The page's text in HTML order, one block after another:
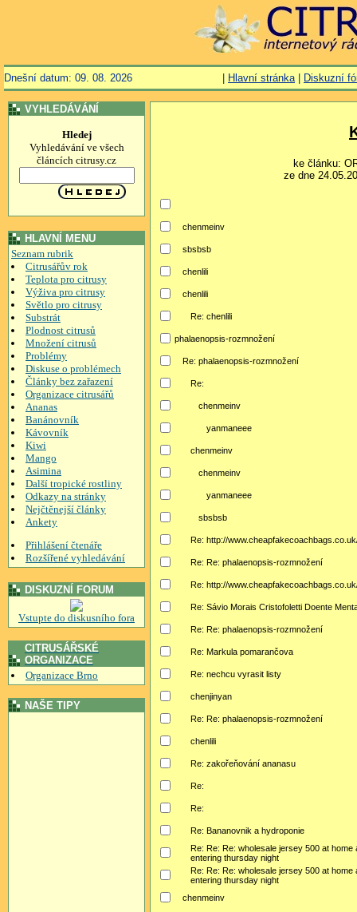
Dnešní datum: 09. 08. 2026 Hlavní stránka| Diskuzní
VYHLEDÁVÁNÍ
Hledej
Vyhledávání ve všech
článcích citrusy.cz
HLAVNÍ MENU
Seznam rubrik
Citrusářův rok
Teplota pro citrusy
Výživa pro citrusy
Světlo pro citrusy
Substrát
Plodnost citrusů
Množení citrusů
Problémy
Diskuse o problémech
Články bez zařazení
Organizace citrusářů
Ananas
Banánovník
Kávovník
Kiwi
Mango
Asimina
Další tropické rostliny
Odkazy na stránky
Nejčtěnejší články
Ankety
Přihlášení čtenáře
Rozšířené vyhledávání
DISKUZNÍ FORUM
Vstupte do diskusního fora
CITRUSÁŘSKÉ
ORGANIZACE
Organizace Brno
NAŠE TIPY
ke článku:
ze dne
chenmeinv
sbsbsb
chenlili
chenlili
Re: chenlili
phalaenopsis-rozmnožení
Re: phalaenopsis-rozmnožení
Re:
chenmeinv
yanmaneee
chenmeinv
chenmeinv
yanmaneee
sbsbsb
Re: http://
Re: Re: phalaenopsis-rozmnožení
Re: http://
Re: Sávio Morais Cristofoletti Doente
Re: Re: phalaenopsis-rozmnožení
Re: Markula pomarančova
Re: nechcu vyrasit listy
chenjinyan
Re: Re: phalaenopsis-rozmnožení
chenlili
Re: zakořeňování ananasu
Re:
Re:
Re: Bananovnik a hydroponie
Re: Re: Re: wholesale jersey 500 at home
entering thursday night
Re: Re: Re: wholesale jersey 500 at home
entering thursday night
chenmeinv